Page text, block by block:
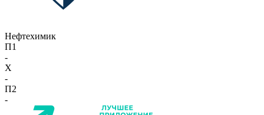
Нефтехимик
П1
-
X
-
П2
-